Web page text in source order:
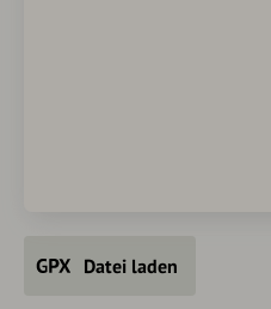
Datei laden